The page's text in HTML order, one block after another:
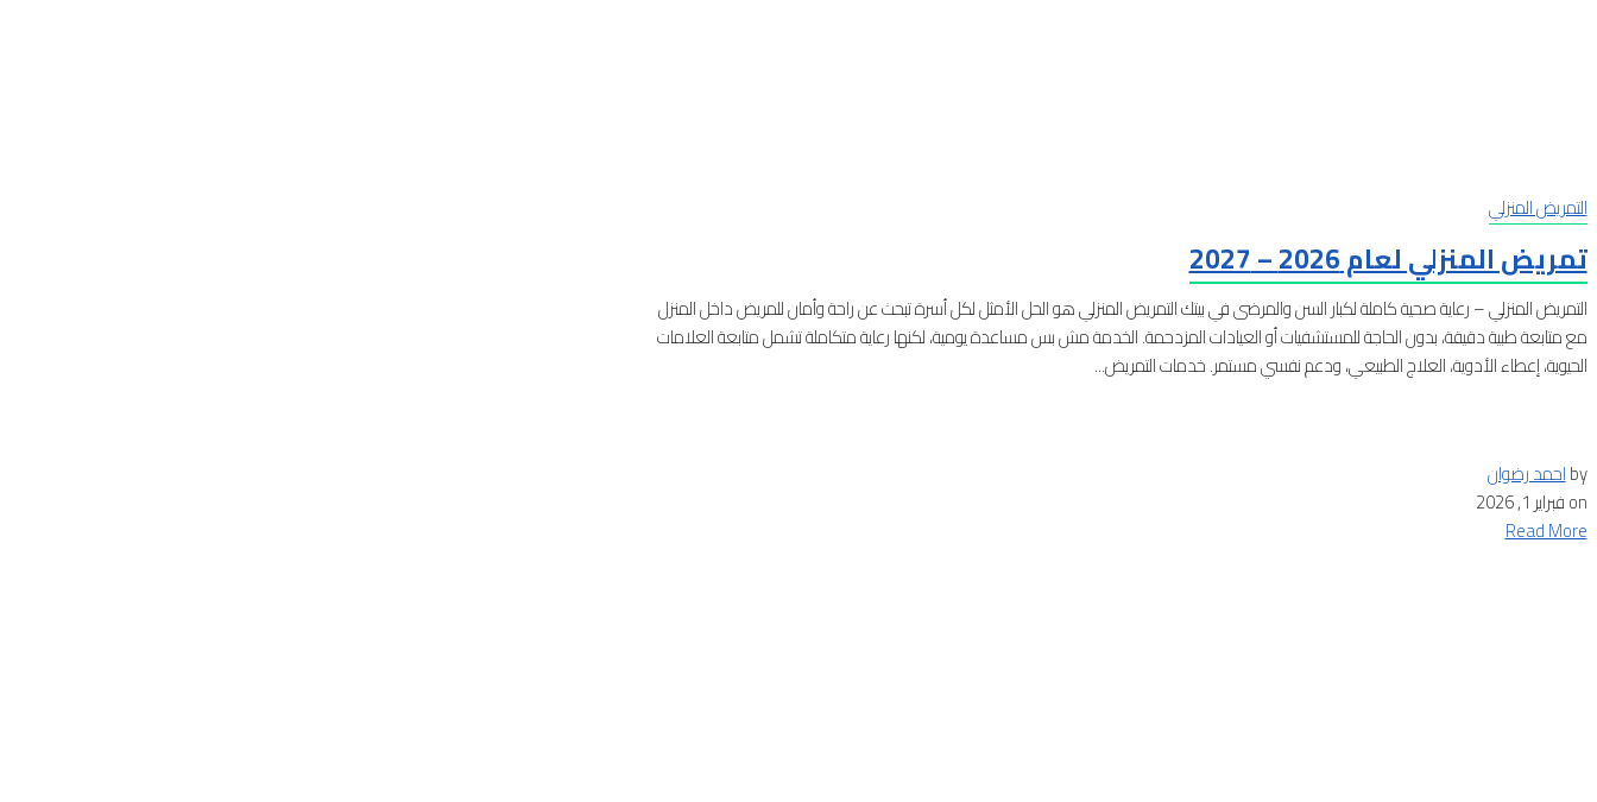
التمريض المنزلي
تمريض المنزلي لعام 2026 – 2027
التمريض المنزلي – رعاية صحية كاملة لكبار السن والمرضى في بيتك التمريض المنزلي هو الحل الأمثل لكل أسرة تبحث عن راحة وأمان للمريض داخل المنزل
مع متابعة طبية دقيقة، بدون الحاجة للمستشفيات أو العيادات المزدحمة. الخدمة مش بس مساعدة يومية، لكنها رعاية متكاملة تشمل متابعة العلامات
الحيوية، إعطاء الأدوية، العلاج الطبيعي، ودعم نفسي مستمر. خدمات التمريض...
byاحمد رضوان
onفبراير 1, 2026
Read More